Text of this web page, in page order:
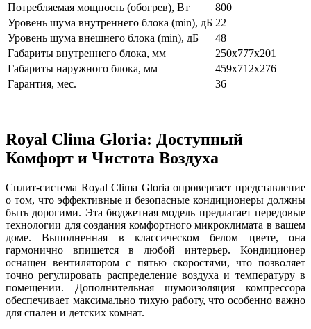
Потребляемая мощность (обогрев), Вт
800
Уровень шума внутреннего блока (min), дБ 22
Уровень шума внешнего блока (min), дБ
48
Габариты внутреннего блока, мм
250x777x201
Габариты наружного блока, мм
459x712x276
Гарантия, мес.
36
Royal Clima Gloria: Доступный
Комфорт и Чистота Воздуха
Сплит-система Royal Clima Gloria опровергает представление
о том, что эффективные и безопасные кондиционеры должны
быть дорогими. Эта бюджетная модель предлагает передовые
технологии для создания комфортного микроклимата в вашем
доме. Выполненная в классическом белом цвете, она
гармонично впишется в любой интерьер. Кондиционер
оснащен вентилятором с пятью скоростями, что позволяет
точно регулировать распределение воздуха и температуру в
помещении. Дополнительная шумоизоляция компрессора
обеспечивает максимально тихую работу, что особенно важно
для спален и детских комнат.